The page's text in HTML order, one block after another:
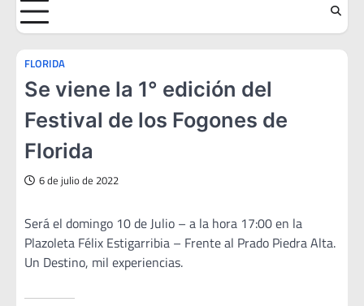
FLORIDA
Se viene la 1° edición del
Festival de los Fogones de
Florida
6 de julio de 2022
Será el domingo 10 de Julio – a la hora 17:00 en la
Plazoleta Félix Estigarribia – Frente al Prado Piedra Alta.
Un Destino, mil experiencias.